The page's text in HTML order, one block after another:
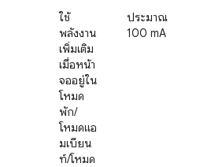
ใช้
พลังงาน
เพิ่มเติม
เมื่อหน้า
จออยู่ใน
โหมด
พัก/
โหมดแอ
มเบียน
ท์/โหมด
ประมาณ
100 mA